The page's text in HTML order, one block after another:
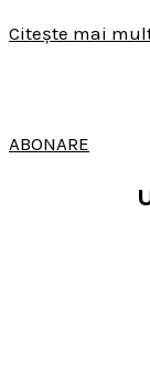
Citește mai
ABONARE